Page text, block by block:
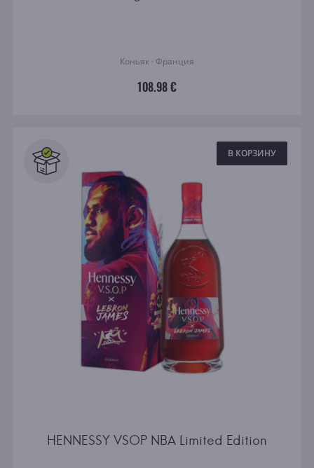
Коньяк · Франция
108.98 €
В КОРЗИНУ
HENNESSY VSOP NBA Limited Edition